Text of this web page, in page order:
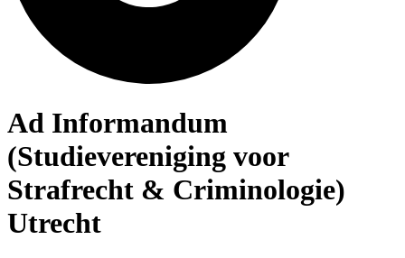
Ad Informandum
(Studievereniging voor
Strafrecht & Criminologie)
Utrecht